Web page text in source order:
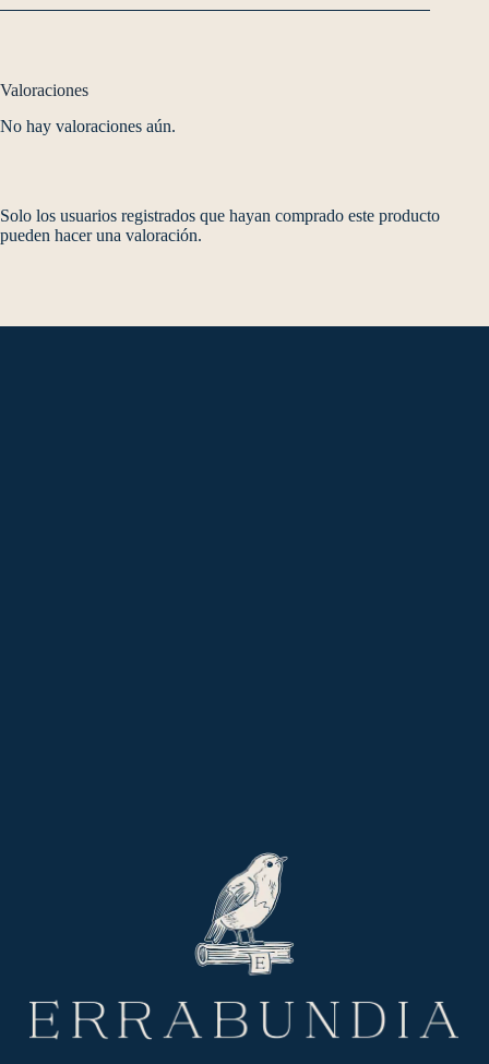
Valoraciones
No hay valoraciones aún.
Solo los usuarios registrados que hayan comprado este producto
pueden hacer una valoración.